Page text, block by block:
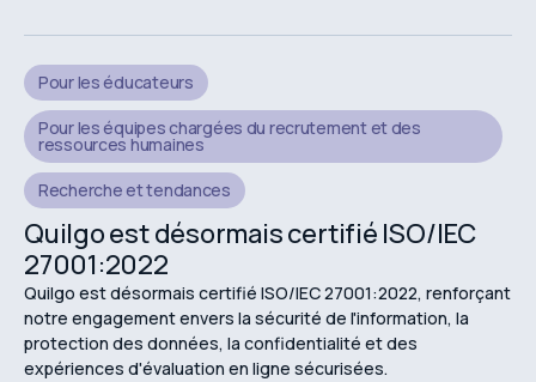
Pour les éducateurs
Pour les équipes chargées du recrutement et des
ressources humaines
Recherche et tendances
Quilgo est désormais certifié ISO/IEC
27001:2022
Quilgo est désormais certifié ISO/IEC 27001:2022, renforçant
notre engagement envers la sécurité de l'information, la
protection des données, la confidentialité et des
expériences d'évaluation en ligne sécurisées.